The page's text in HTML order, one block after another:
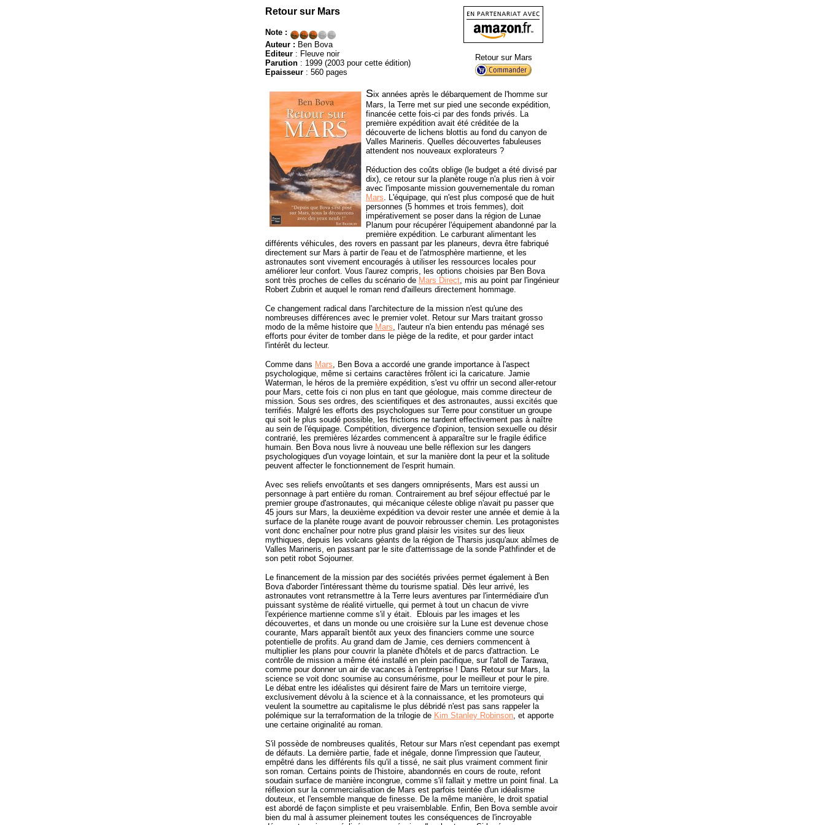
Retour sur Mars
Retour sur Mars
Note :
Auteur : Ben Bova
Editeur : Fleuve noir
Parution : 1999 (2003 pour cette édition)
Epaisseur : 560 pages
Six années après le débarquement de l'homme sur
Mars, la Terre met sur pied une seconde expédition,
financée cette fois-ci par des fonds privés. La
première expédition avait été créditée de la
découverte de lichens blottis au fond du canyon de
Valles Marineris. Quelles découvertes fabuleuses
attendent nos nouveaux explorateurs ?
Réduction des coûts oblige (le budget a été divisé par
dix), ce retour sur la planète rouge n'a plus rien à voir
avec l'imposante mission gouvernementale du roman
Mars. L'équipage, qui n'est plus composé que de huit
personnes (5 hommes et trois femmes), doit
impérativement se poser dans la région de Lunae
Planum pour récupérer l'équipement abandonné par la
première expédition. Le carburant alimentant les
différents véhicules, des rovers en passant par les planeurs, devra être fabriqué
directement sur Mars à partir de l'eau et de l'atmosphère martienne, et les
astronautes sont vivement encouragés à utiliser les ressources locales pour
améliorer leur confort. Vous l'aurez compris, les options choisies par Ben Bova
sont très proches de celles du scénario de Mars Direct, mis au point par l'ingénieur
Robert Zubrin et auquel le roman rend d'ailleurs directement hommage.
Ce changement radical dans l'architecture de la mission n'est qu'une des
nombreuses différences avec le premier volet. Retour sur Mars traitant grosso
modo de la même histoire que Mars, l'auteur n'a bien entendu pas ménagé ses
efforts pour éviter de tomber dans le piège de la redite, et pour garder intact
l'intérêt du lecteur.
Comme dans Mars, Ben Bova a accordé une grande importance à l'aspect
psychologique, même si certains caractères frôlent ici la caricature. Jamie
Waterman, le héros de la première expédition, s'est vu offrir un second aller-retour
pour Mars, cette fois ci non plus en tant que géologue, mais comme directeur de
mission. Sous ses ordres, des scientifiques et des astronautes, aussi excités que
terrifiés. Malgré les efforts des psychologues sur Terre pour constituer un groupe
qui soit le plus soudé possible, les frictions ne tardent effectivement pas à naître
au sein de l'équipage. Compétition, divergence d'opinion, tension sexuelle ou désir
contrarié, les premières lézardes commencent à apparaître sur le fragile édifice
humain. Ben Bova nous livre à nouveau une belle réflexion sur les dangers
psychologiques d'un voyage lointain, et sur la manière dont la peur et la solitude
peuvent affecter le fonctionnement de l'esprit humain.
Avec ses reliefs envoûtants et ses dangers omniprésents, Mars est aussi un
personnage à part entière du roman. Contrairement au bref séjour effectué par le
premier groupe d'astronautes, qui mécanique céleste oblige n'avait pu passer que
45 jours sur Mars, la deuxième expédition va devoir rester une année et demie à la
surface de la planète rouge avant de pouvoir rebrousser chemin. Les protagonistes
vont donc enchaîner pour notre plus grand plaisir les visites sur des lieux
mythiques, depuis les volcans géants de la région de Tharsis jusqu'aux abîmes de
Valles Marineris, en passant par le site d'atterrissage de la sonde Pathfinder et de
son petit robot Sojourner.
Le financement de la mission par des sociétés privées permet également à Ben
Bova d'aborder l'intéressant thème du tourisme spatial. Dès leur arrivé, les
astronautes vont retransmettre à la Terre leurs aventures par l'intermédiaire d'un
puissant système de réalité virtuelle, qui permet à tout un chacun de vivre
l'expérience martienne comme s'il y était. Eblouis par les images et les
découvertes, et dans un monde ou une croisière sur la Lune est devenue chose
courante, Mars apparaît bientôt aux yeux des financiers comme une source
potentielle de profits. Au grand dam de Jamie, ces derniers commencent à
multiplier les plans pour couvrir la planète d'hôtels et de parcs d'attraction. Le
contrôle de mission a même été installé en plein pacifique, sur l'atoll de Tarawa,
comme pour donner un air de vacances à l'entreprise ! Dans Retour sur Mars, la
science se voit donc soumise au consumérisme, pour le meilleur et pour le pire.
Le débat entre les idéalistes qui désirent faire de Mars un territoire vierge,
exclusivement dévolu à la science et à la connaissance, et les promoteurs qui
veulent la soumettre au capitalisme le plus débridé n'est pas sans rappeler la
polémique sur la terraformation de la trilogie de Kim Stanley Robinson, et apporte
une certaine originalité au roman.
S'il possède de nombreuses qualités, Retour sur Mars n'est cependant pas exempt
de défauts. La dernière partie, fade et inégale, donne l'impression que l'auteur,
empêtré dans les différents fils qu'il a tissé, ne sait plus vraiment comment finir
son roman. Certains points de l'histoire, abandonnés en cours de route, refont
soudain surface de manière incongrue, comme s'il fallait y mettre un point final. La
réflexion sur la commercialisation de Mars est parfois teintée d'un idéalisme
douteux, et l'ensemble manque de finesse. De la même manière, le droit spatial
est abordé de façon simpliste et peu vraisemblable. Enfin, Ben Bova semble avoir
bien du mal à assumer pleinement toutes les conséquences de l'incroyable